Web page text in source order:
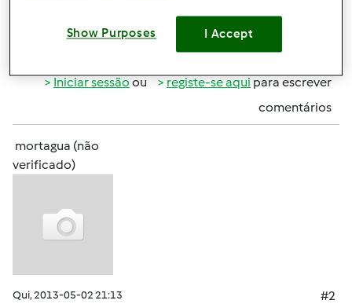
Iniciar sessão ou registe-se aqui para escrever
comentários
mortagua (não
verificado)
Qui, 2013-05-02 21:13
#2
Show Purposes I Accept